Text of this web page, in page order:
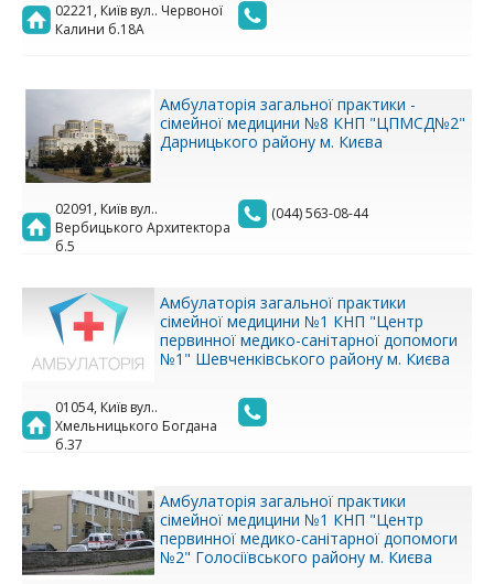
02221, Київ вул.. Червоної
Калини б.18А
Амбулаторія загальної практики -
сімейної медицини №8 КНП "ЦПМСД№2"
Дарницького району м. Києва
02091, Київ вул..
Вербицького Архитектора
б.5
(044) 563-08-44
Амбулаторія загальної практики
сімейної медицини №1 КНП "Центр
первинної медико-санітарної допомоги
№1" Шевченківського району м. Києва
01054, Київ вул..
Хмельницького Богдана
б.37
Амбулаторія загальної практики
сімейної медицини №1 КНП "Центр
первинної медико-санітарної допомоги
№2" Голосіївського району м. Києва